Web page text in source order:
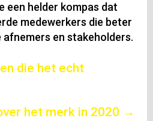
een helder kompas dat
medewerkers die beter
afnemers en stakeholders.
die het echt
het merk in 2020 →